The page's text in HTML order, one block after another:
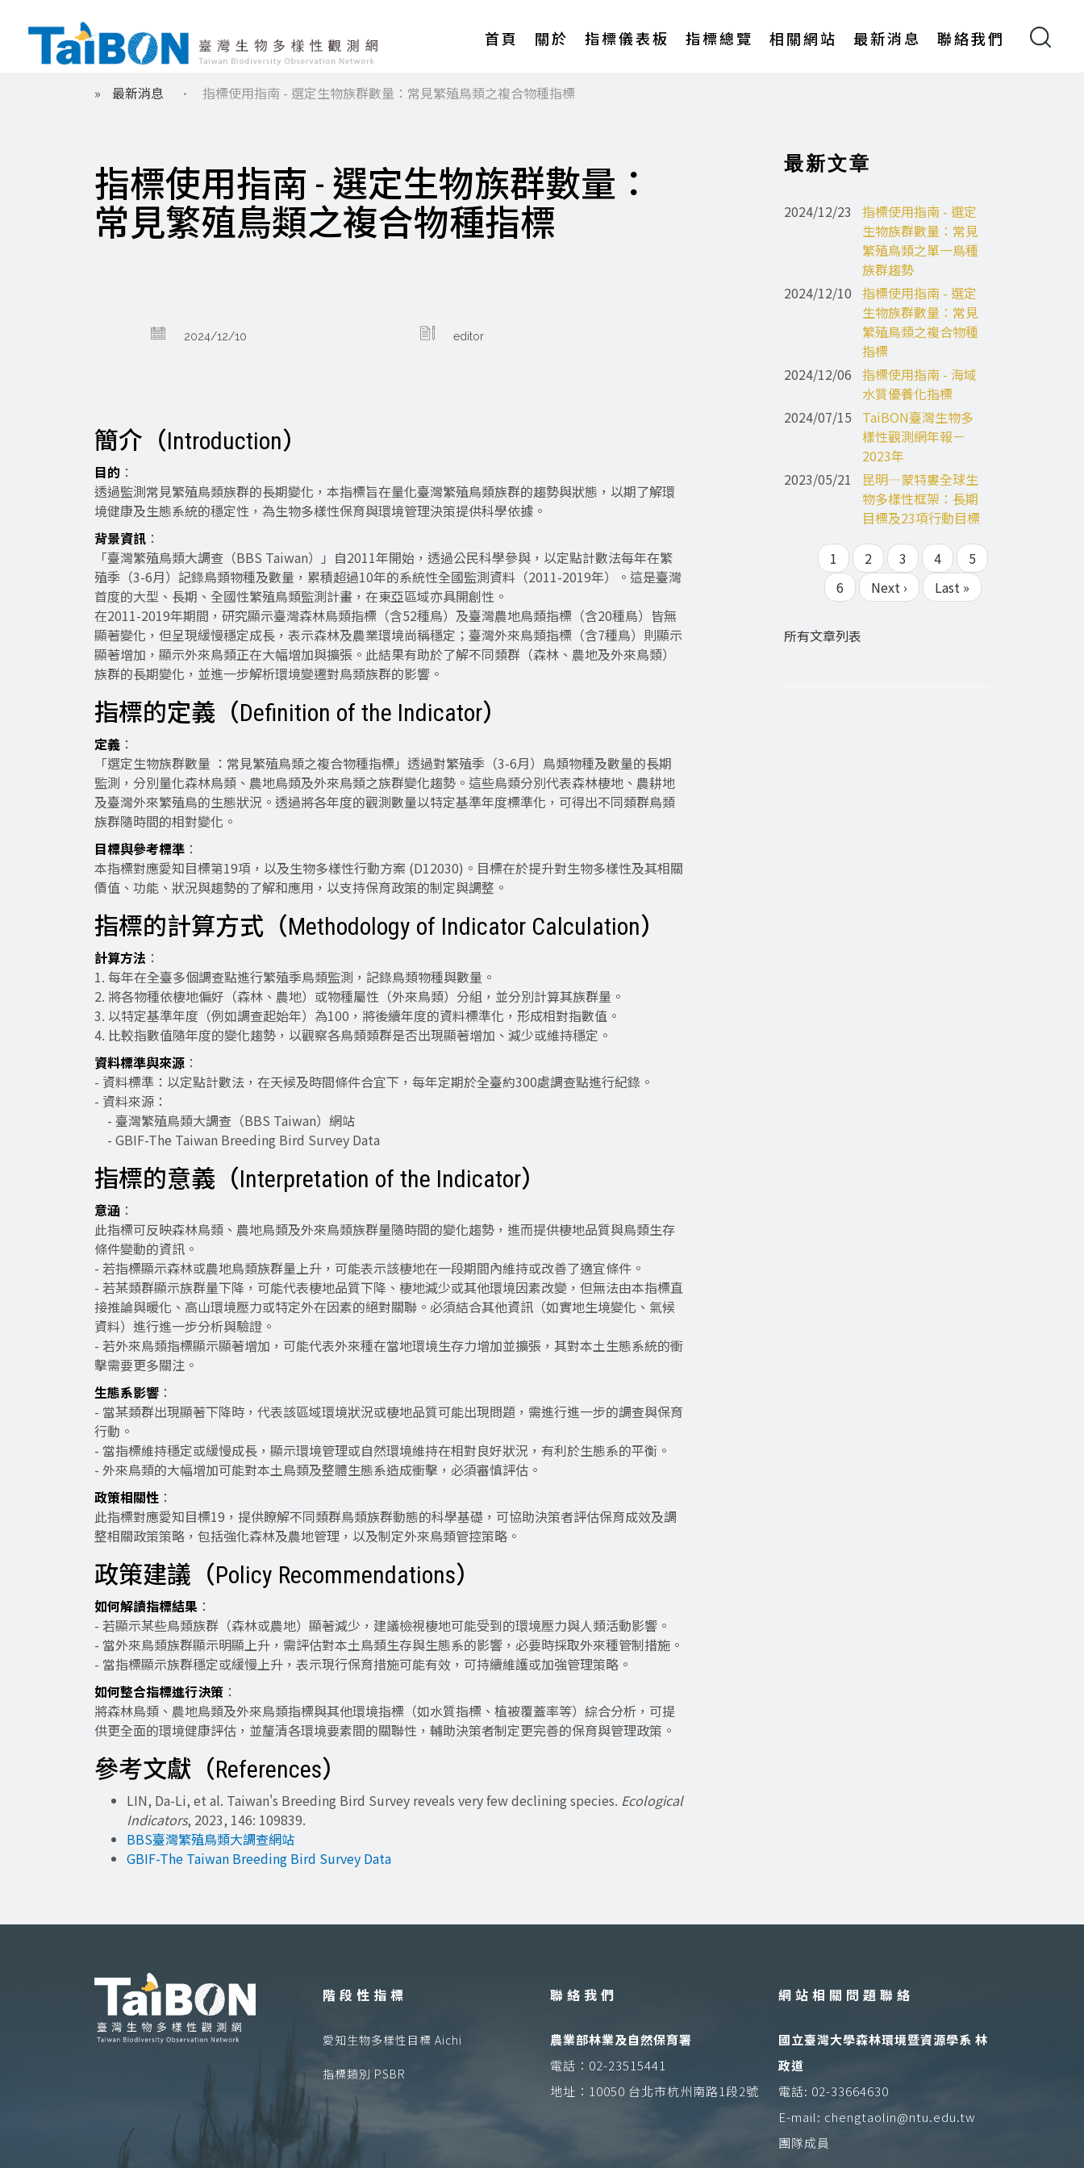
Main
navigation
首頁 關於 指標儀表板 指標總覽 相關網站 最新消息 聯絡我們
航
連
最新消息 指標使用指南 - 選定生物族群數量：常見繁殖鳥類之複合物種指標
指標使用指南 - 選定生物族群數量：
常見繁殖鳥類之複合物種指標
2024/12/10 editor
簡介（Introduction）
目的 ：
透過監測常見繁殖鳥類族群的長期變化，本指標旨在量化臺灣繁殖鳥類族群的趨勢與狀態，以期了解環
境健康及生態系統的穩定性，為生物多樣性保育與環境管理決策提供科學依據。
背景資訊 ：
「臺灣繁殖鳥類大調查（BBS Taiwan）」自2011年開始，透過公民科學參與，以定點計數法每年在繁
殖季（3-6月）記錄鳥類物種及數量，累積超過10年的系統性全國監測資料（2011-2019年）。這是臺灣
首度的大型、長期、全國性繁殖鳥類監測計畫，在東亞區域亦具開創性。
在2011-2019年期間，研究顯示臺灣森林鳥類指標（含52種鳥）及臺灣農地鳥類指標（含20種鳥）皆無
顯著變化，但呈現緩慢穩定成長，表示森林及農業環境尚稱穩定；臺灣外來鳥類指標（含7種鳥）則顯示
顯著增加，顯示外來鳥類正在大幅增加與擴張。此結果有助於了解不同類群（森林、農地及外來鳥類）
族群的長期變化，並進一步解析環境變遷對鳥類族群的影響。
指標的定義（Definition of the Indicator）
定義 ：
「選定生物族群數量 ：常見繁殖鳥類之複合物種指標」透過對繁殖季（3-6月）鳥類物種及數量的長期
監測，分別量化森林鳥類、農地鳥類及外來鳥類之族群變化趨勢。這些鳥類分別代表森林棲地、農耕地
及臺灣外來繁殖鳥的生態狀況。透過將各年度的觀測數量以特定基準年度標準化，可得出不同類群鳥類
族群隨時間的相對變化。
目標與參考標準 ：
本指標對應愛知目標第19項，以及生物多樣性行動方案 (D12030)。目標在於提升對生物多樣性及其相關
價值、功能、狀況與趨勢的了解和應用，以支持保育政策的制定與調整。
指標的計算方式（Methodology of Indicator Calculation）
計算方法 ：
1. 每年在全臺多個調查點進行繁殖季鳥類監測，記錄鳥類物種與數量。
2. 將各物種依棲地偏好（森林、農地）或物種屬性（外來鳥類）分組，並分別計算其族群量。
3. 以特定基準年度（例如調查起始年）為100，將後續年度的資料標準化，形成相對指數值。
4. 比較指數值隨年度的變化趨勢，以觀察各鳥類類群是否出現顯著增加、減少或維持穩定。
資料標準與來源 ：
- 資料標準：以定點計數法，在天候及時間條件合宜下，每年定期於全臺約300處調查點進行紀錄。
- 資料來源：
- 臺灣繁殖鳥類大調查（BBS Taiwan）網站
- GBIF-The Taiwan Breeding Bird Survey Data
指標的意義（Interpretation of the Indicator）
意涵 ：
此指標可反映森林鳥類、農地鳥類及外來鳥類族群量隨時間的變化趨勢，進而提供棲地品質與鳥類生存
條件變動的資訊。
- 若指標顯示森林或農地鳥類族群量上升，可能表示該棲地在一段期間內維持或改善了適宜條件。
- 若某類群顯示族群量下降，可能代表棲地品質下降、棲地減少或其他環境因素改變，但無法由本指標直
接推論與暖化、高山環境壓力或特定外在因素的絕對關聯。必須結合其他資訊（如實地生境變化、氣候
資料）進行進一步分析與驗證。
- 若外來鳥類指標顯示顯著增加，可能代表外來種在當地環境生存力增加並擴張，其對本土生態系統的衝
擊需要更多關注。
生態系影響 ：
- 當某類群出現顯著下降時，代表該區域環境狀況或棲地品質可能出現問題，需進行進一步的調查與保育
行動。
- 當指標維持穩定或緩慢成長，顯示環境管理或自然環境維持在相對良好狀況，有利於生態系的平衡。
- 外來鳥類的大幅增加可能對本土鳥類及整體生態系造成衝擊，必須審慎評估。
政策相關性 ：
此指標對應愛知目標19，提供瞭解不同類群鳥類族群動態的科學基礎，可協助決策者評估保育成效及調
整相關政策策略，包括強化森林及農地管理，以及制定外來鳥類管控策略。
政策建議（Policy Recommendations）
如何解讀指標結果 ：
- 若顯示某些鳥類族群（森林或農地）顯著減少，建議檢視棲地可能受到的環境壓力與人類活動影響。
- 當外來鳥類族群顯示明顯上升，需評估對本土鳥類生存與生態系的影響，必要時採取外來種管制措施。
- 當指標顯示族群穩定或緩慢上升，表示現行保育措施可能有效，可持續維護或加強管理策略。
如何整合指標進行決策 ：
將森林鳥類、農地鳥類及外來鳥類指標與其他環境指標（如水質指標、植被覆蓋率等）綜合分析，可提
供更全面的環境健康評估，並釐清各環境要素間的關聯性，輔助決策者制定更完善的保育與管理政策。
參考文獻（References）
LIN, Da-Li, et al. Taiwan's Breeding Bird Survey reveals very few declining species. Ecological
Indicators, 2023, 146: 109839.
BBS臺灣繁殖鳥類大調查網站
GBIF-The Taiwan Breeding Bird Survey Data
最新文章
2024/12/23
指標使用指南 - 選定
生物族群數量：常見
繁殖鳥類之單一鳥種
族群趨勢
2024/12/10 指標使用指南 - 選定
生物族群數量：常見
繁殖鳥類之複合物種
指標
2024/12/06 指標使用指南 - 海域
水質優養化指標
2024/07/15
TaiBON臺灣生物多
樣性觀測網年報－
2023年
2023/05/21
昆明—蒙特婁全球生
物多樣性框架：長期
目標及23項行動目標
Pagination
目
前
頁
1 Page
2 Page
3 Page
4 Page
5
Page
6
下
一
Next ›
Last
page
Last »
所有文章列表
階段性指標
愛知生物多樣性目標 Aichi
指標類別 PSBR
聯絡我們
農業部林業及自然保育署
電話：02-23515441
地址：10050 台北市杭州南路1段2號
網站相關問題聯絡
國立臺灣大學森林環境暨資源學系 林
政道
電話: 02-33664630
E-mail: chengtaolin@ntu.edu.tw
團隊成員